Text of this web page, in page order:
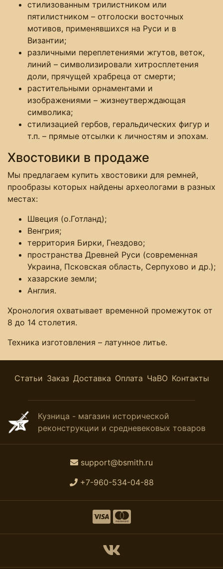
стилизованным трилистником или
пятилистником – отголоски восточных
мотивов, применявшихся на Руси и в
Византии;
различными переплетениями жгутов, веток,
линий – символизировали хитросплетения
доли, прячущей храбреца от смерти;
растительными орнаментами и
изображениями – жизнеутверждающая
символика;
стилизацией гербов, геральдических фигур и
т.п. – прямые отсылки к личностям и эпохам.
Хвостовики в продаже
Мы предлагаем купить хвостовики для ремней,
прообразы которых найдены археологами в разных
местах:
Швеция (о.Готланд);
Венгрия;
территория Бирки, Гнездово;
пространства Древней Руси (современная
Украина, Псковская область, Серпухово и др.);
хазарские земли;
Англия.
Хронология охватывает временной промежуток от
8 до 14 столетия.
Техника изготовления – латунное литье.
Статьи Заказ Доставка Оплата ЧаВО Контакты
Кузница - магазин исторической
реконструкции и средневековых товаров
support@bsmith.ru
+7-960-534-04-88